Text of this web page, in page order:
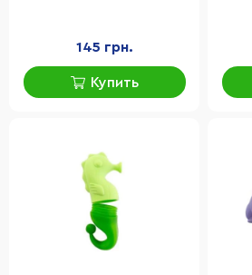
сірий
145 грн.
Купить